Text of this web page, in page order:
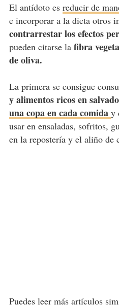
El antídoto es reducir de
e incorporar a la dieta otros
contrarrestar los efectos
pueden citarse la fibra
de oliva.
La primera se consigue
y alimentos ricos en
una copa en cada comida y
usar en ensaladas, sofritos,
en la repostería y el aliño de
Puedes leer más artículos